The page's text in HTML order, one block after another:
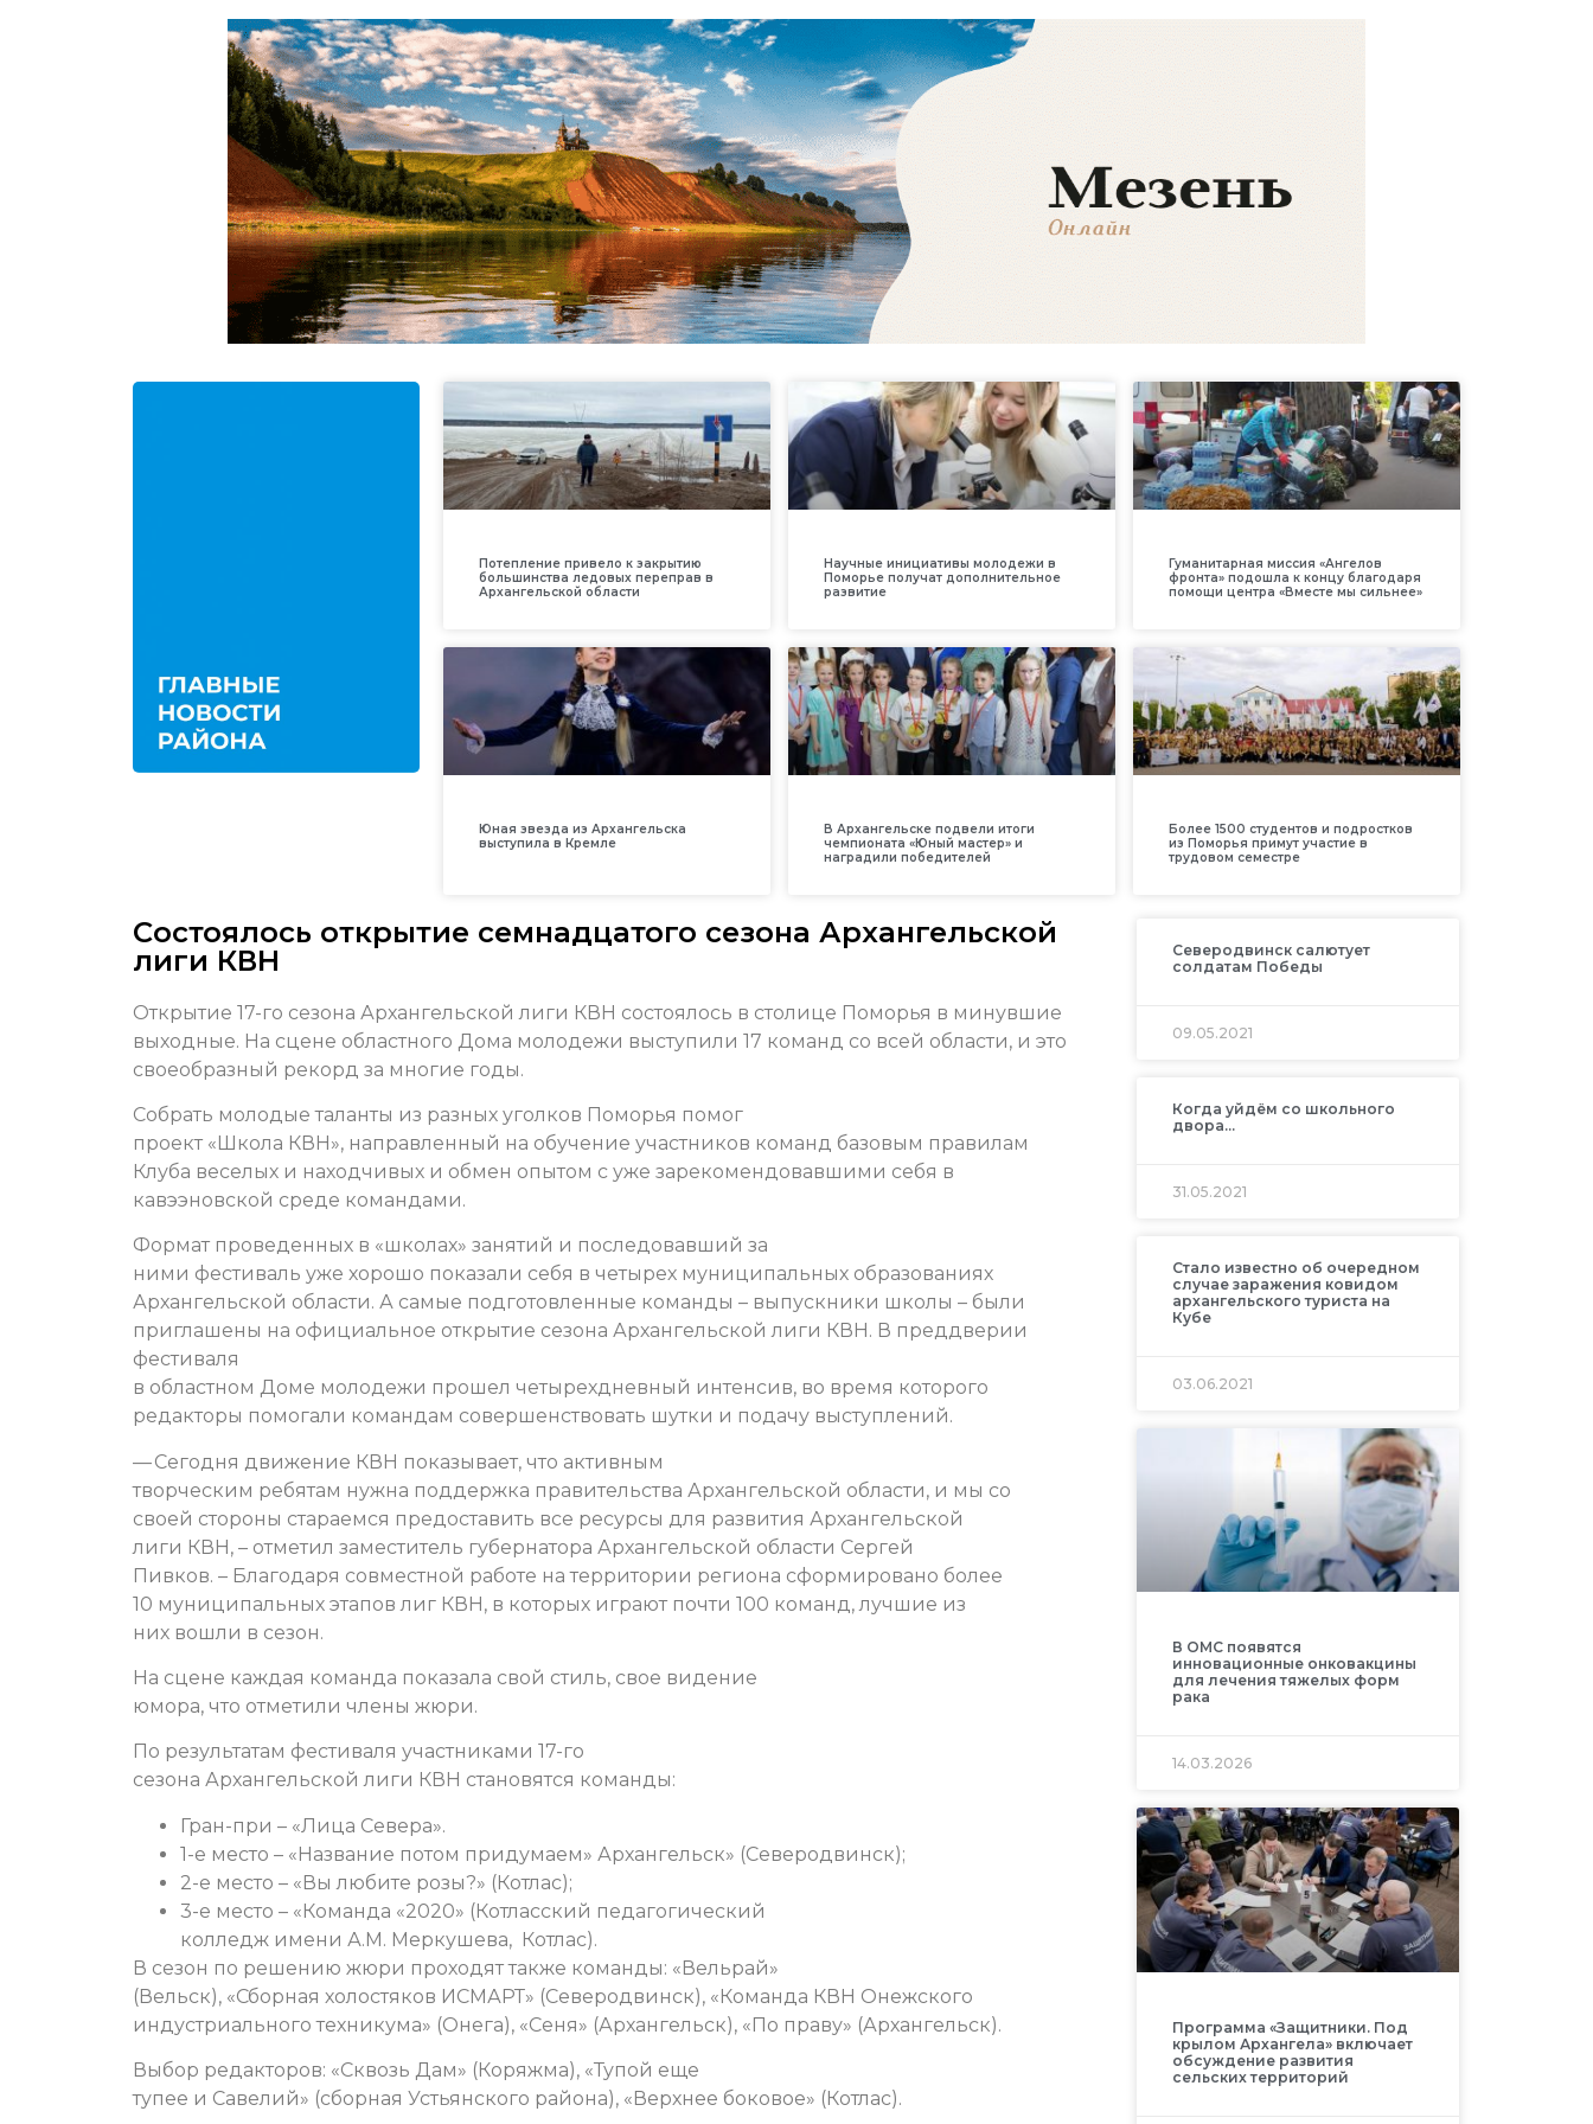
Потепление привело к закрытию
большинства ледовых переправ в
Архангельской области
Научные инициативы молодежи в
Поморье получат дополнительное
развитие
Гуманитарная миссия «Ангелов
фронта» подошла к концу благодаря
помощи центра «Вместе мы сильнее»
Юная звезда из Архангельска
выступила в Кремле
В Архангельске подвели итоги
чемпионата «Юный мастер» и
наградили победителей
Более 1500 студентов и подростков
из Поморья примут участие в
трудовом семестре
Состоялось открытие семнадцатого сезона Архангельской
лиги КВН
Открытие 17-го сезона Архангельской лиги КВН состоялось в столице Поморья в минувшие
выходные. На сцене областного Дома молодежи выступили 17 команд со всей области, и это
своеобразный рекорд за многие годы.
Собрать молодые таланты из разных уголков Поморья помог
проект «Школа КВН», направленный на обучение участников команд базовым правилам
Клуба веселых и находчивых и обмен опытом с уже зарекомендовавшими себя в
кавээновской среде командами.
Формат проведенных в «школах» занятий и последовавший за
ними фестиваль уже хорошо показали себя в четырех муниципальных образованиях
Архангельской области. А самые подготовленные команды – выпускники школы – были
приглашены на официальное открытие сезона Архангельской лиги КВН. В преддверии
фестиваля
в областном Доме молодежи прошел четырехдневный интенсив, во время которого
редакторы помогали командам совершенствовать шутки и подачу выступлений.
— Сегодня движение КВН показывает, что активным
творческим ребятам нужна поддержка правительства Архангельской области, и мы со
своей стороны стараемся предоставить все ресурсы для развития Архангельской
лиги КВН, – отметил заместитель губернатора Архангельской области Сергей
Пивков. – Благодаря совместной работе на территории региона сформировано более
10 муниципальных этапов лиг КВН, в которых играют почти 100 команд, лучшие из
них вошли в сезон.
На сцене каждая команда показала свой стиль, свое видение
юмора, что отметили члены жюри.
По результатам фестиваля участниками 17-го
сезона Архангельской лиги КВН становятся команды:
Гран-при – «Лица Севера».
1-е место – «Название потом придумаем» Архангельск» (Северодвинск);
2-е место – «Вы любите розы?» (Котлас);
3-е место – «Команда «2020» (Котласский педагогический
колледж имени А.М. Меркушева, Котлас).
В сезон по решению жюри проходят также команды: «Вельрай»
(Вельск), «Сборная холостяков ИСМАРТ» (Северодвинск), «Команда КВН Онежского
индустриального техникума» (Онега), «Сеня» (Архангельск), «По праву» (Архангельск).
Выбор редакторов: «Сквозь Дам» (Коряжма), «Тупой еще
тупее и Савелий» (сборная Устьянского района), «Верхнее боковое» (Котлас).
Северодвинск салютует
солдатам Победы
09.05.2021
Когда уйдём со школьного
двора…
31.05.2021
Стало известно об очередном
случае заражения ковидом
архангельского туриста на
Кубе
03.06.2021
В ОМС появятся
инновационные онковакцины
для лечения тяжелых форм
рака
14.03.2026
Программа «Защитники. Под
крылом Архангела» включает
обсуждение развития
сельских территорий